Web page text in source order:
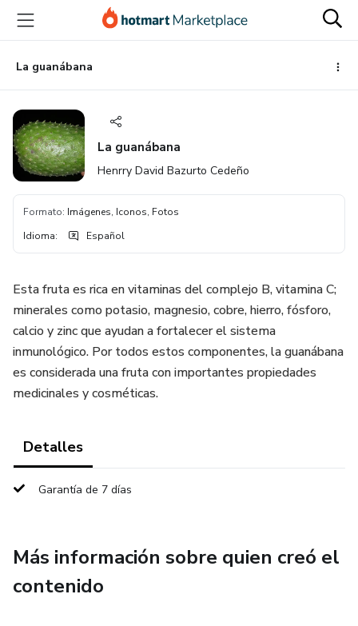
principal
página
de
página
La guanábana
La guanábana
Henrry David Bazurto Cedeño
Formato: Imágenes, Iconos, Fotos
Idioma: Español
Esta fruta es rica en vitaminas del complejo B, vitamina C;
minerales como potasio, magnesio, cobre, hierro, fósforo,
calcio y zinc que ayudan a fortalecer el sistema
inmunológico. Por todos estos componentes, la guanábana
es considerada una fruta con importantes propiedades
medicinales y cosméticas.
Detalles
Garantía de 7 días
Más información sobre quien creó el
contenido